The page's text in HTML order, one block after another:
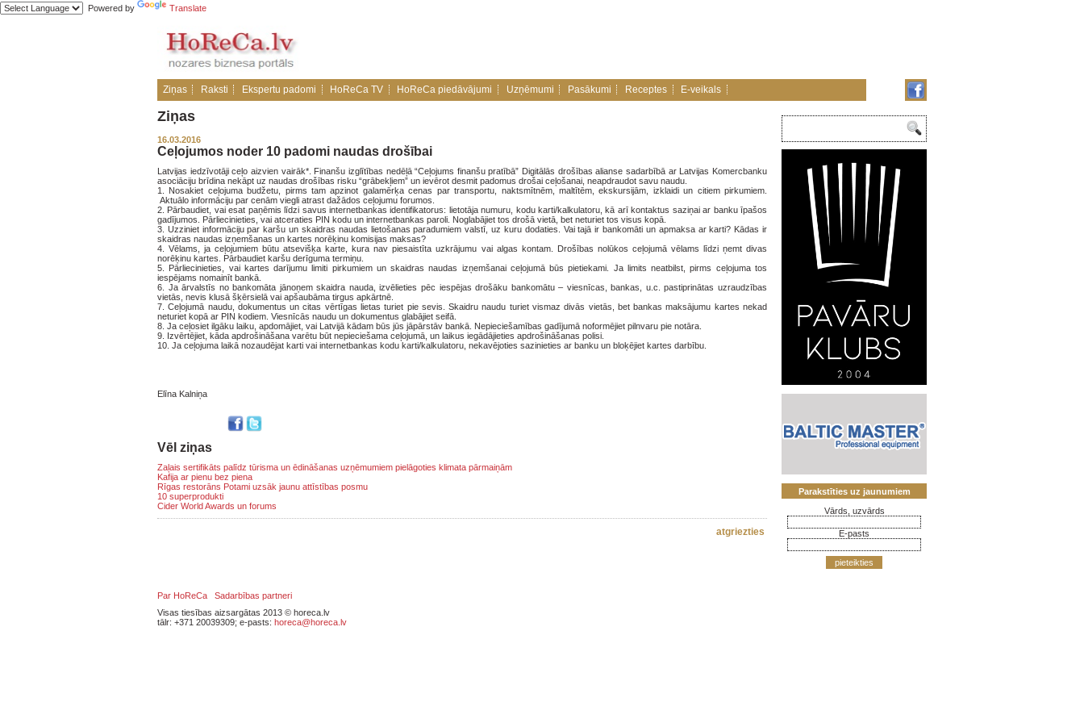
Powered by Translate
Ziņas Raksti Ekspertu padomi HoReCa TV HoReCa piedāvājumi Uzņēmumi Pasākumi Receptes E-veikals
Ziņas
16.03.2016
Ceļojumos noder 10 padomi naudas drošībai
Latvijas iedzīvotāji ceļo aizvien vairāk*. Finanšu izglītības nedēļā “Ceļojums finanšu pratībā” Digitālās drošības alianse sadarbībā ar Latvijas Komercbanku
asociāciju brīdina nekāpt uz naudas drošības risku “grābekļiem” un ievērot desmit padomus drošai ceļošanai, neapdraudot savu naudu.
1. Nosakiet ceļojuma budžetu, pirms tam apzinot galamērķa cenas par transportu, naktsmītnēm, maltītēm, ekskursijām, izklaidi un citiem pirkumiem.
Aktuālo informāciju par cenām viegli atrast dažādos ceļojumu forumos.
2. Pārbaudiet, vai esat paņēmis līdzi savus internetbankas identifikatorus: lietotāja numuru, kodu karti/kalkulatoru, kā arī kontaktus saziņai ar banku īpašos
gadījumos. Pārliecinieties, vai atceraties PIN kodu un internetbankas paroli. Noglabājiet tos drošā vietā, bet neturiet tos visus kopā.
3. Uzziniet informāciju par karšu un skaidras naudas lietošanas paradumiem valstī, uz kuru dodaties. Vai tajā ir bankomāti un apmaksa ar karti? Kādas ir
skaidras naudas izņemšanas un kartes norēķinu komisijas maksas?
4. Vēlams, ja ceļojumiem būtu atsevišķa karte, kura nav piesaistīta uzkrājumu vai algas kontam. Drošības nolūkos ceļojumā vēlams līdzi ņemt divas
norēķinu kartes. Pārbaudiet karšu derīguma termiņu.
5. Pārliecinieties, vai kartes darījumu limiti pirkumiem un skaidras naudas izņemšanai ceļojumā būs pietiekami. Ja limits neatbilst, pirms ceļojuma tos
iespējams nomainīt bankā.
6. Ja ārvalstīs no bankomāta jānoņem skaidra nauda, izvēlieties pēc iespējas drošāku bankomātu – viesnīcas, bankas, u.c. pastiprinātas uzraudzības
vietās, nevis klusā šķērsielā vai apšaubāma tirgus apkārtnē.
7. Ceļojumā naudu, dokumentus un citas vērtīgas lietas turiet pie sevis. Skaidru naudu turiet vismaz divās vietās, bet bankas maksājumu kartes nekad
neturiet kopā ar PIN kodiem. Viesnīcās naudu un dokumentus glabājiet seifā.
8. Ja ceļosiet ilgāku laiku, apdomājiet, vai Latvijā kādam būs jūs jāpārstāv bankā. Nepieciešamības gadījumā noformējiet pilnvaru pie notāra.
9. Izvērtējiet, kāda apdrošināšana varētu būt nepieciešama ceļojumā, un laikus iegādājieties apdrošināšanas polisi.
10. Ja ceļojuma laikā nozaudējat karti vai internetbankas kodu karti/kalkulatoru, nekavējoties sazinieties ar banku un bloķējiet kartes darbību.
Elīna Kalniņa
Vēl ziņas
Zaļais sertifikāts palīdz tūrisma un ēdināšanas uzņēmumiem pielāgoties klimata pārmaiņām
Kafija ar pienu bez piena
Rīgas restorāns Potami uzsāk jaunu attīstības posmu
10 superprodukti
Cider World Awards un forums
atgriezties
Parakstīties uz jaunumiem
Vārds, uzvārds
E-pasts
pieteikties
Par HoReCa
Sadarbības partneri
Visas tiesības aizsargātas 2013 © horeca.lv
tālr: +371 20039309; e-pasts: horeca@horeca.lv